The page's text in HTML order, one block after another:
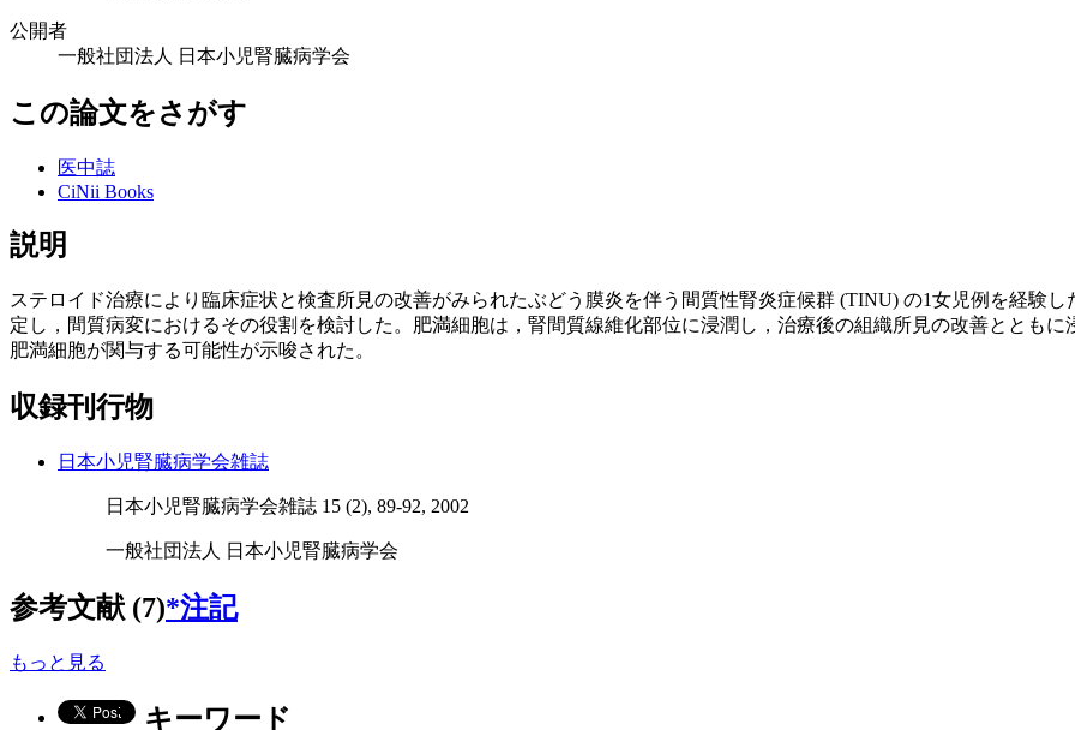
公開者
一般社団法人 日本小児腎臓病学会
この論文をさがす
医中誌
CiNii Books
説明
ステロイド治療により臨床症状と検査所見の改善がみられたぶどう膜炎を伴う間質性腎炎症候群 (TINU) の1女児例を経験
定し，間質病変におけるその役割を検討した。肥満細胞は，腎間質線維化部位に浸潤し，治療後の組織所見の改善ととも
肥満細胞が関与する可能性が示唆された。
収録刊行物
日本小児腎臓病学会雑誌
日本小児腎臓病学会雑誌 15 (2), 89-92, 2002
一般社団法人 日本小児腎臓病学会
参考文献 (7)*注記
もっと見る
キーワード